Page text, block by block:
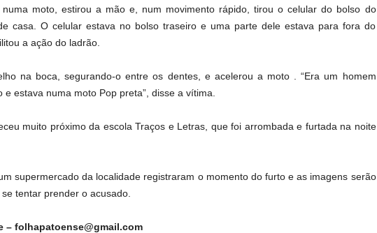
numa moto, estirou a mão e, num movimento rápido, tirou o celular do bolso do
casa. O celular estava no bolso traseiro e uma parte dele estava para fora do
a ação do ladrão.
na boca, segurando-o entre os dentes, e acelerou a moto . “Era um homem
e estava numa moto Pop preta”, disse a vítima.
muito próximo da escola Traços e Letras, que foi arrombada e furtada na noite
supermercado da localidade registraram o momento do furto e as imagens serão
tentar prender o acusado.
– folhapatoense@gmail.com